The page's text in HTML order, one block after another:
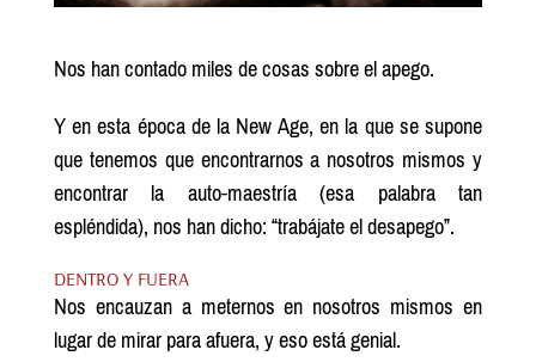
Nos han contado miles de cosas sobre el apego.
Y en esta época de la New Age, en la que se supone
que tenemos que encontrarnos a nosotros mismos y
encontrar la auto-maestría (esa palabra tan
espléndida), nos han dicho: “trabájate el desapego”.
DENTRO Y FUERA
Nos encauzan a meternos en nosotros mismos en
lugar de mirar para afuera, y eso está genial.